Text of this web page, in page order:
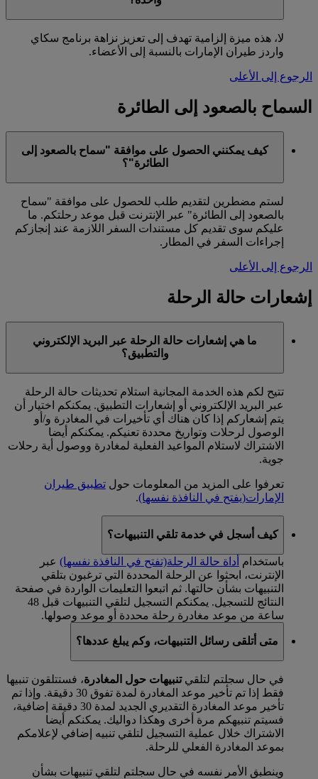
لا، هذه ميزة إلزامية تهدف إلى تعزيز نزاهة برنامج سكاي
واردز طيران الإمارات بالنسبة إلى الأعضاء.
الرجوع إلى الأعلى
السماح بالصعود إلى الطائرة
كيف يمكنني الحصول على موافقة "سماح بالصعود إلى
الطائرة"؟
لستم مضطرين لتقديم طلب للحصول على موافقة "سماح
بالصعود إلى الطائرة" عبر الإنترنت قبل موعد رحلتكم. ما
عليكم سوى تقديم كل مستندات السفر اللازمة عند إنجازكم
إجراءات السفر في المطار.
الرجوع إلى الأعلى
إشعارات حالة الرحلة
ما هي إشعارات حالة الرحلة عبر البريد الإلكتروني
والتطبيق؟
تتيح لكم هذه الخدمة المجانية استلام تحديثات حالة الرحلة
عبر البريد الإلكتروني أو إشعارات التطبيق. يمكنكم اختيار أن
يتم إشعاركم إذا كان هناك أي تأخيرات في المغادرة و/أو
الوصول لرحلات وتواريخ محددة تعنيكم. يمكنكم أيضا
الاشتراك لاستلام المواعيد الفعلية لمغادرة ووصول أية رحلات
جوية.
تعرفوا على المزيد من المعلومات حول تطبيق طيران
الإمارات(يفتح في النافذة نفسها).
كيف أسجل في خدمة تلقي التنبيهات؟
باستخدام أداة حالة الرحلة(تفتح في النافذة نفسها) عبر
الإنترنت، ابحثوا عن الرحلة المحددة التي ترغبون بتلقي
التنبيهات بشأن حالتها. ثم اتبعوا التعليمات الواردة في صفحة
النتائج للتسجيل. يمكنكم التسجيل لتلقي التنبيهات قبل 48
ساعة من موعد مغادرة رحلة محددة أو موعد وصولها.
متى أتلقى رسائل التنبيهات، وكم يبلغ عددها؟
في حال سجلتم لتلقيتنبيهات حول المغادرة، فستتلقون تنبيها
فقط إذا تم تأخير موعد المغادرة لمدة تفوق 30 دقيقة. وإذا تم
تأخير موعد المغادرة التقديري الجديد لمدة 30 دقيقة إضافية،
فسيتم تنبيهكم مرة أخرى وهكذا دواليك. يمكنكم أيضا
الاشتراك خلال عملية التسجيل لتلقي تنبيه إضافي لإعلامكم
بموعد المغادرة الفعلي للرحلة.
وينطبق الأمر نفسه في حال سجلتم لتلقي تنبيهات بشأن